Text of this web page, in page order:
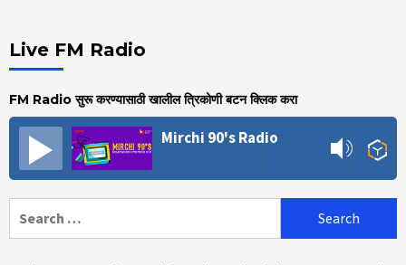
Live FM Radio
FM Radio सुरू करण्यासाठी खालील त्रिकोणी बटन क्लिक करा
Mirchi 90's Radio
for: